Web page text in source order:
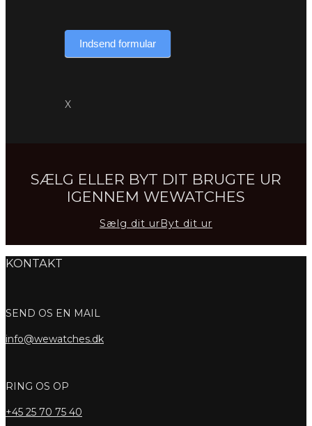
Indsend formular
X
SÆLG ELLER BYT DIT BRUGTE UR
IGENNEM WEWATCHES
Sælg dit urByt dit ur
KONTAKT
SEND OS EN MAIL
info@wewatches.dk
RING OS OP
+45 25 70 75 40